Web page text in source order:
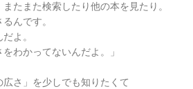
たまた検索したり他の本を見たり。
んです。
よ。
わかってないんだよ。」
さ」を少しでも知りたくて